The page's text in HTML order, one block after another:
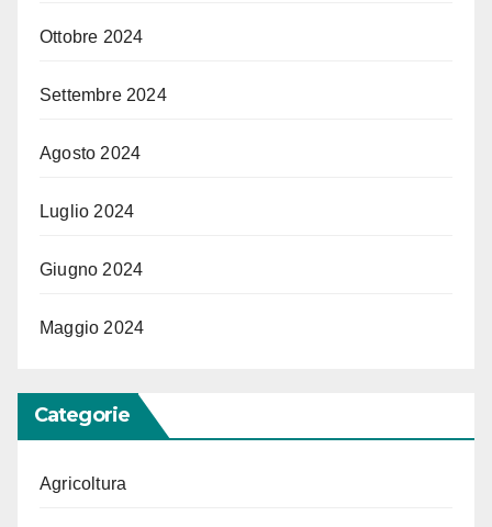
Ottobre 2024
Settembre 2024
Agosto 2024
Luglio 2024
Giugno 2024
Maggio 2024
Categorie
Agricoltura